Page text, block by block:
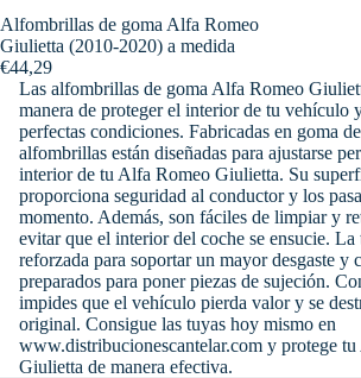
Alfombrillas de goma Alfa Romeo
Giulietta (2010-2020) a medida
€44,29
Las alfombrillas de goma Alfa Romeo
manera de proteger el interior de tu vehículo
perfectas condiciones. Fabricadas en goma
alfombrillas están diseñadas para ajustarse
interior de tu Alfa Romeo Giulietta. Su
proporciona seguridad al conductor y los
momento. Además, son fáciles de limpiar y
evitar que el interior del coche se ensucie. La
reforzada para soportar un mayor desgaste y
preparados para poner piezas de sujeción.
impides que el vehículo pierda valor y se
original. Consigue las tuyas hoy mismo en
www.distribucionescantelar.com y protege
Giulietta de manera efectiva.